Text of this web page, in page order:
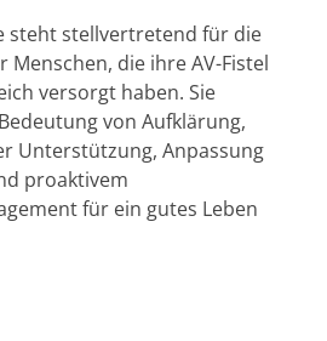
steht stellvertretend für die
Menschen, die ihre AV-Fistel
versorgt haben. Sie
von Aufklärung,
Unterstützung, Anpassung
proaktivem
für ein gutes Leben